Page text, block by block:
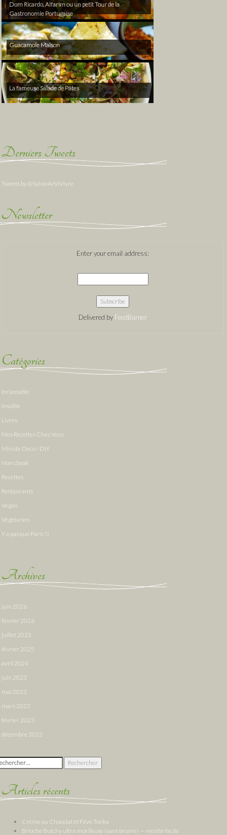
Dom Ricardo, Alfarim ou un petit Tour de la
Gastronomie Portugaise
Guacamole Maison
La fameuse Salade de Pâtes
Derniers Tweets
Tweets by @SylvieArtdVivre
Newsletter
Enter your email address:
Delivered by FeedBurner
Catégories
Inclassable
Insolite
Livres
Mes Recettes Chez Vous
Minute Deco - DIY
Non classé
Recettes
Restaurants
Vegan
Végétarien
Y a pas que Paris !!!
Archives
juin 2026
février 2026
juillet 2025
février 2025
avril 2024
juin 2023
mai 2023
mars 2023
février 2023
décembre 2022
:
Articles récents
Crème au Chocolat et Fève Tonka
Brioche Butchy ultra moelleuse (sans beurre) — recette facile